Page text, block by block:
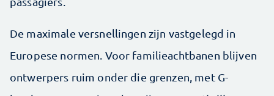
De maximale versnellingen zijn vastgelegd in
Europese normen. Voor familieachtbanen blijven
ontwerpers ruim onder die grenzen, met G-